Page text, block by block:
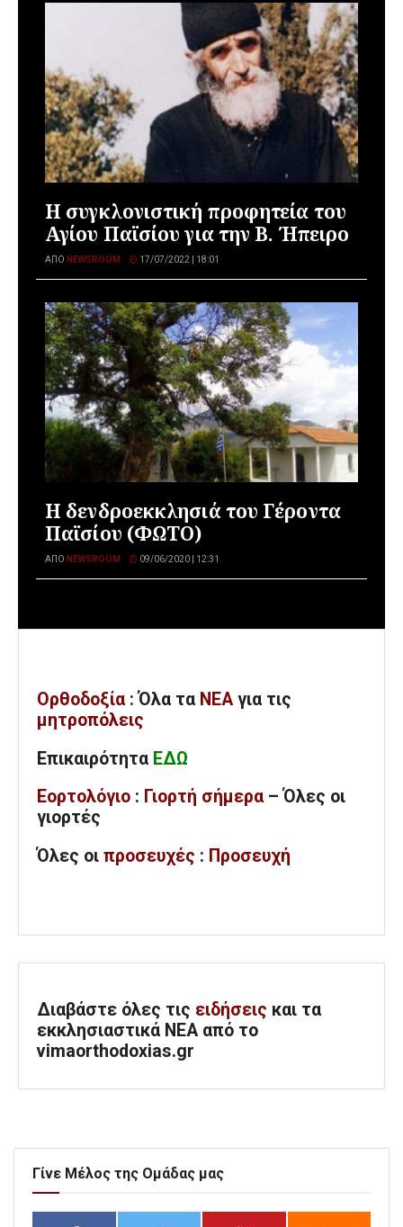
Η συγκλονιστική προφητεία του
Αγίου Παϊσίου για την Β. Ήπειρο
ΑΠΌ NEWSROOM 17/07/2022 | 18:01
Η δενδροεκκλησιά του Γέροντα
Παϊσίου (ΦΩΤΟ)
ΑΠΌ NEWSROOM 09/06/2020 | 12:31
Ορθοδοξία : Όλα τα ΝΕΑ για τις
μητροπόλεις
Επικαιρότητα ΕΔΩ
Εορτολόγιο : Γιορτή σήμερα – Όλες οι
γιορτές
Όλες οι προσευχές : Προσευχή
Διαβάστε όλες τις ειδήσεις και τα
εκκλησιαστικά ΝΕΑ από το
vimaorthodoxias.gr
Γίνε Μέλος της Ομάδας μας